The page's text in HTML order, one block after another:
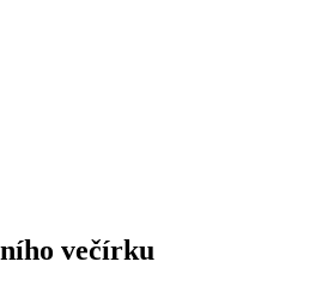
večírku